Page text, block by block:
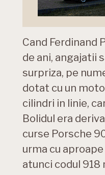
Cand Ferdinand
de ani, angajatii
surpriza, pe
dotat cu un
cilindri in linie,
Bolidul era
curse Porsche
urma cu
atunci codul